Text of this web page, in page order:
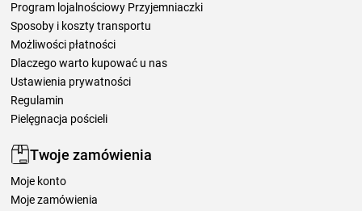
Program lojalnościowy Przyjemniaczki
Sposoby i koszty transportu
Możliwości płatności
Dlaczego warto kupować u nas
Ustawienia prywatności
Regulamin
Pielęgnacja pościeli
Twoje zamówienia
Moje konto
Moje zamówienia